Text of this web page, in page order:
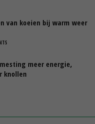
van koeien bij warm weer
meer energie,
knollen